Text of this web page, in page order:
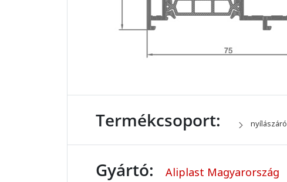
Termékcsoport: nyílászáró
Gyártó: Aliplast Magyarország